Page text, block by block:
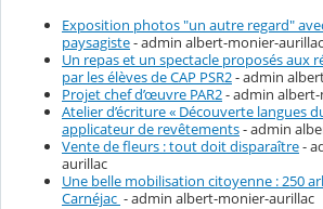
Exposition photos "un autre regard"
paysagiste- admin albert-monier-aurillac
Un repas et un spectacle proposés aux
par les élèves de CAP PSR2- admin
Projet chef d’œuvre PAR2- admin
Atelier d’écriture « Découverte langues
applicateur de revêtements- admin
Vente de fleurs : tout doit disparaître-
aurillac
Une belle mobilisation citoyenne : 250
Carnéjac - admin albert-monier-aurillac